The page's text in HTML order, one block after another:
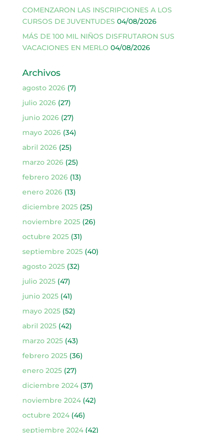
COMENZARON LAS INSCRIPCIONES A LOS
CURSOS DE JUVENTUDES 04/08/2026
MÁS DE 100 MIL NIÑOS DISFRUTARON SUS
VACACIONES EN MERLO 04/08/2026
Archivos
agosto 2026(7)
julio 2026(27)
junio 2026(27)
mayo 2026(34)
abril 2026(25)
marzo 2026(25)
febrero 2026(13)
enero 2026(13)
diciembre 2025(25)
noviembre 2025(26)
octubre 2025(31)
septiembre 2025(40)
agosto 2025(32)
julio 2025(47)
junio 2025(41)
mayo 2025(52)
abril 2025(42)
marzo 2025(43)
febrero 2025(36)
enero 2025(27)
diciembre 2024(37)
noviembre 2024(42)
octubre 2024(46)
septiembre 2024(42)